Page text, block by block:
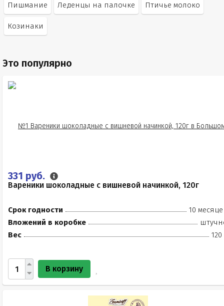
Пишмание Леденцы на палочке Птичье молоко
Козинаки
Это популярно
331 руб.
Вареники шоколадные с вишневой начинкой, 120г
Срок годности
10
Вложений в коробке
Вес
120
В корзину